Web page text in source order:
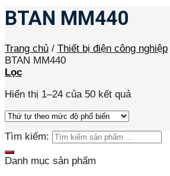
BTAN MM440
Trang chủ / Thiết bị điện công nghiệp
BTAN MM440
Lọc
Hiển thị 1–24 của 50 kết quả
Tìm kiếm:
Danh mục sản phẩm